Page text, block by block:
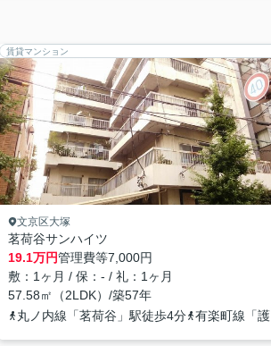
賃貸マンション
文京区大塚
茗荷谷サンハイツ
19.1万円管理費等7,000円
敷：1ヶ月 / 保：- / 礼：1ヶ月
57.58㎡（2LDK）/築57年
丸ノ内線「茗荷谷」駅徒歩4分
有楽町線「護国寺」駅徒歩8分